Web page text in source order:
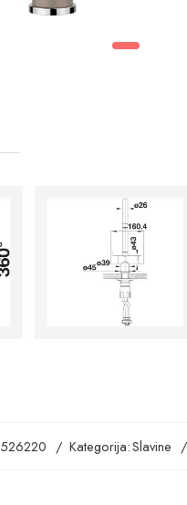
526220 Kategorija:Slavine